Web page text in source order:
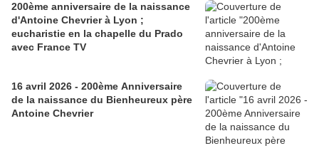
200ème anniversaire de la naissance
d'Antoine Chevrier à Lyon ;
eucharistie en la chapelle du Prado
avec France TV
16 avril 2026 - 200ème Anniversaire
de la naissance du Bienheureux père
Antoine Chevrier